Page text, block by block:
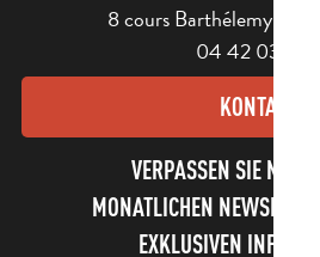
8 cours Barthélemy -
04 42 03 49
KONTAKT
VERPASSEN SIE NICHT
MONATLICHEN
EXKLUSIVEN